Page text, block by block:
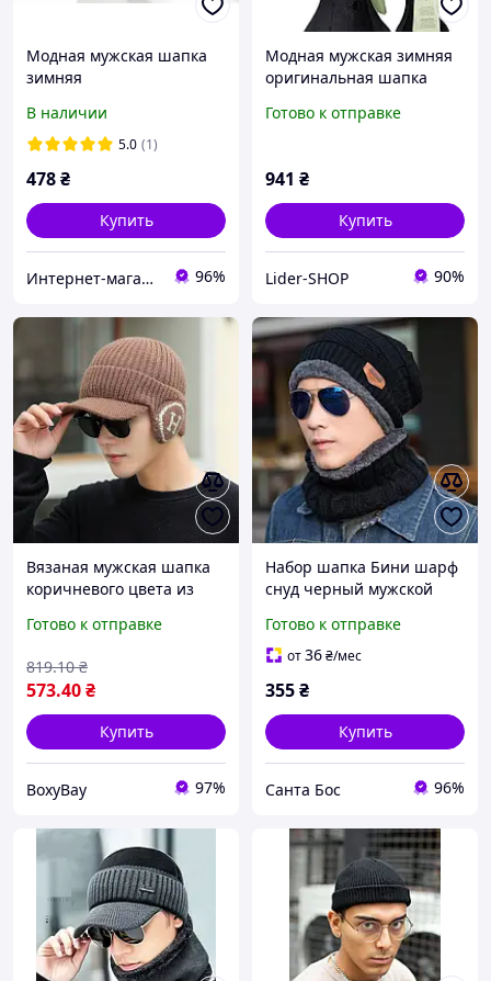
Модная мужская шапка
зимняя
В наличии
5.0 (1)
478₴
Купить
Интернет-магазин Миролюб 96%
Модная мужская зимняя
оригинальная шапка
Готово к отправке
941 ₴
Купить
Lider-SHOP 90%
Вязаная мужская шапка
коричневого цвета из
60 размер зимняя шапка
Готово к отправке
573.40₴
819.10 ₴
Купить
BoxyBay 97%
Набор шапка Бини шарф
снуд черный мужской
Готово к отправке
от36₴/мес
355₴
Купить
Санта Бос 96%